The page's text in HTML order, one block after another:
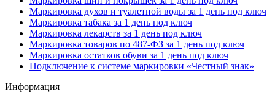
Маркировка духов и туалетной воды за 1 день под ключ
Маркировка табака за 1 день под ключ
Маркировка лекарств за 1 день под ключ
Маркировка товаров по 487-ФЗ за 1 день под ключ
Маркировка остатков обуви за 1 день под ключ
Подключение к системе маркировки «Честный знак»
Информация